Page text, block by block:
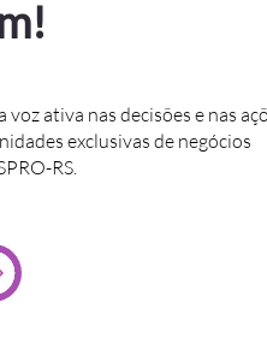
voz ativa nas decisões e nas
exclusivas de negócios
RS.